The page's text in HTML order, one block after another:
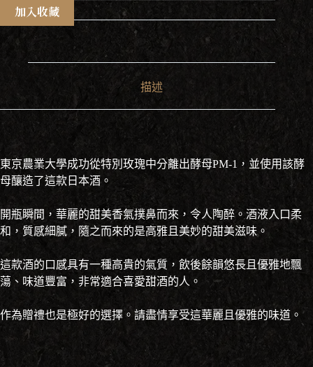
加入收藏
描述
東京農業大學成功從特別玫瑰中分離出酵母PM-1，並使用該酵
母釀造了這款日本酒。
開瓶瞬間，華麗的甜美香氣撲鼻而來，令人陶醉。酒液入口柔
和，質感細膩，隨之而來的是高雅且美妙的甜美滋味。
這款酒的口感具有一種高貴的氣質，飲後餘韻悠長且優雅地飄
蕩、味道豐富，非常適合喜愛甜酒的人。
作為贈禮也是極好的選擇。請盡情享受這華麗且優雅的味道。